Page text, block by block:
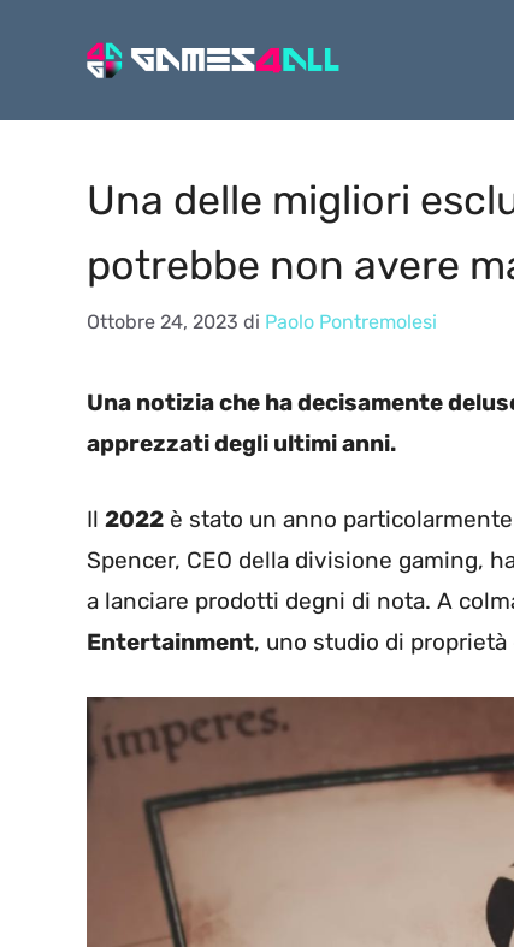
Una delle migliori
potrebbe non avere
Ottobre 24, 2023 di Paolo Pontremolesi
Una notizia che ha decisamente
apprezzati degli ultimi anni.
Il 2022 è stato un anno
Spencer, CEO della divisione gaming,
a lanciare prodotti degni di nota. A
Entertainment, uno studio di